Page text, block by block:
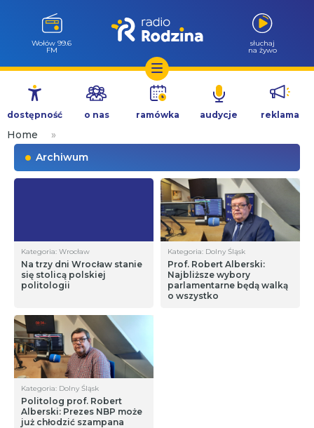
Przejdź
treści
Wołów 99.6
FM
słuchaj
na żywo
dostępność o nas ramówka audycje reklama
Home
»
Archiwum
Kategoria: Wrocław
Na trzy dni Wrocław stanie
się stolicą polskiej
politologii
Kategoria: Dolny Śląsk
Prof. Robert Alberski:
Najbliższe wybory
parlamentarne będą walką
o wszystko
Kategoria: Dolny Śląsk
Politolog prof. Robert
Alberski: Prezes NBP może
już chłodzić szampana